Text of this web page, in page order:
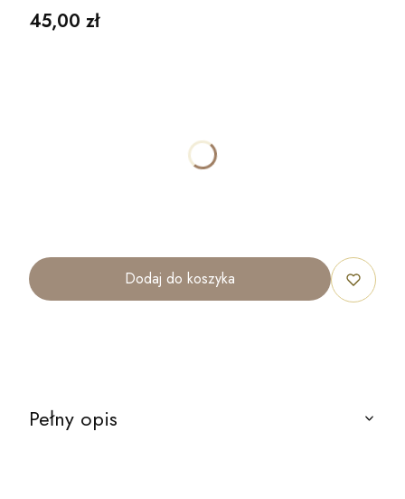
Cena
45,00 zł
Dodaj do koszyka
Pełny opis